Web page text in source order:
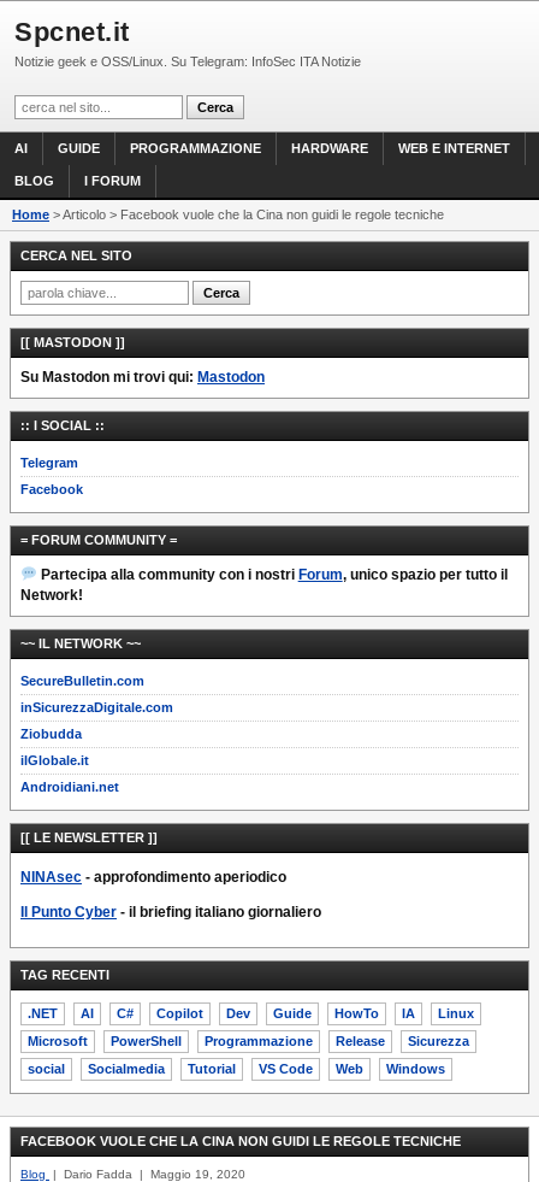
Spcnet.it
Notizie geek e OSS/Linux. Su Telegram: InfoSec ITA Notizie
AI GUIDE PROGRAMMAZIONE HARDWARE WEB E INTERNET
BLOG I FORUM
Home > Articolo > Facebook vuole che la Cina non guidi le regole tecniche
FACEBOOK VUOLE CHE LA CINA NON GUIDI LE REGOLE TECNICHE
Blog | Dario Fadda | Maggio 19, 2020
CERCA NEL SITO
[[ MASTODON ]]
Su Mastodon mi trovi qui: Mastodon
:: I SOCIAL ::
Telegram
Facebook
= FORUM COMMUNITY =
Partecipa alla community con i nostri Forum, unico spazio per tutto il
Network!
~~ IL NETWORK ~~
SecureBulletin.com
inSicurezzaDigitale.com
Ziobudda
ilGlobale.it
Androidiani.net
[[ LE NEWSLETTER ]]
NINAsec - approfondimento aperiodico
Il Punto Cyber - il briefing italiano giornaliero
TAG RECENTI
.NET AI C# Copilot Dev Guide HowTo IA
Linux
Microsoft
PowerShell Programmazione Release
Sicurezza
social
Socialmedia Tutorial VS Code Web Windows